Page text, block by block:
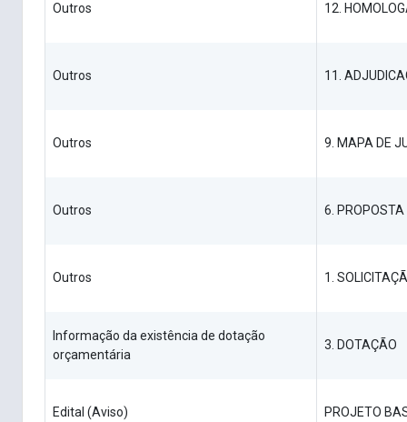
Outros 12.
Outros 11.
Outros 9. MAPA DE
Outros 6. PROPOSTA
Outros 1.
Informação da existência de dotação
orçamentária
3. DOTAÇÃO
Edital (Aviso) PROJETO